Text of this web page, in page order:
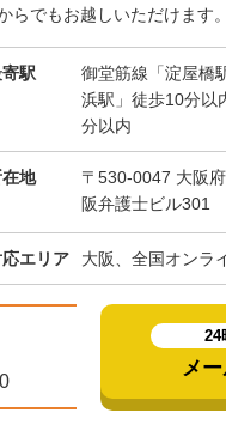
らでもお越しいただけます
駅
御堂筋線「淀屋橋
浜駅」徒歩10分以
分以内
在地
〒530-0047 大阪
阪弁護士ビル301
エリア 大阪、全国オンラ
24
メ